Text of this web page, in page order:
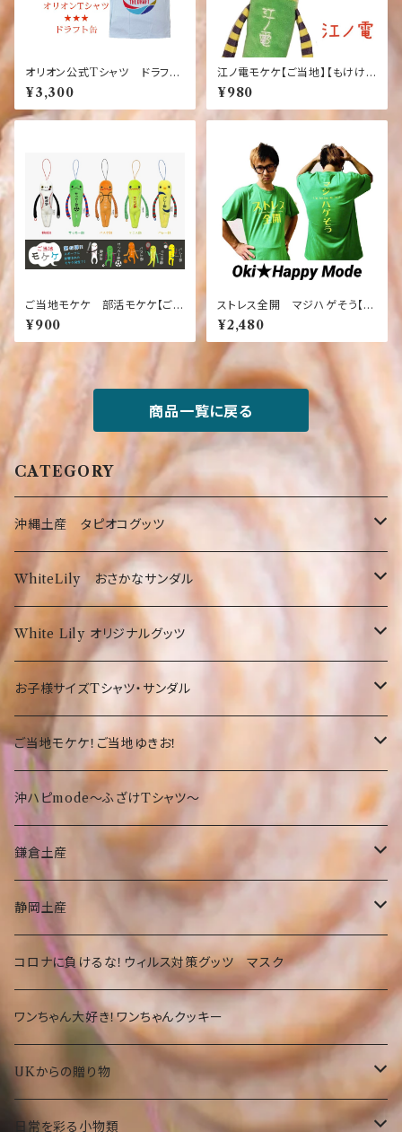
オリオン公式Tシャツ ドラフト
左腕三ツ星 ピンク 【お土産】
【沖縄】【定番】【大人気】【Orio
n】【桃色】
¥3,300
江ノ電モケケ【ご当地】【もけけ】
【モケケ】【ストラップ】【限定】【鎌
倉】【江ノ電】江ノ電モケケ
¥980
ご当地モケケ 部活モケケ【ご当
地】【もけけ】【モケケ】【ストラッ
プ】【限定】【部活】
¥900
ストレス全開 マジハゲそう【お
もしろ】【ふざけ】【Tシャツ】【緑】
【ネタ】【ストレス】【ハゲ】
¥2,480
商品一覧に戻る
CATEGORY
沖縄土産 タピオコグッツ
沖縄限定Tシャツ
弊社オリジナルTシャツ
オリオンTシャツ
沖縄限定Tシャツ
お菓子・食品
お菓子
食品・飲料
沖縄の守り神！シーサー☆
沖縄限定☆ゆきお
沖縄限定小物類
タオル
カバン
その他
オリオンビールグッツ
Tシャツ
タオル
WhiteLily おさかなサンダル
お魚サンダル
White Lily オリジナルグッツ
Tシャツ
沖縄
鎌倉
その他
小物
お子様サイズTシャツ・サンダル
サンダル
Tシャツ
ご当地モケケ！ご当地ゆきお！
東京
神奈川
静岡
部活
期間限定
沖縄限定 ゆきお
部活ゆきお
沖ハピmode～ふざけTシャツ～
鎌倉土産
お菓子・食品
洋菓子
和菓子
Tシャツ
大仏グッツ
静岡土産
お菓子・食品
洋菓子
和菓子
プリザーブドフラワー
名画、絵画アート小物
傘
コロナに負けるな！ウィルス対策グッツ マスク
ワンちゃん大好き！ワンちゃんクッキー
UKからの贈り物
お菓子
日常を彩る小物類